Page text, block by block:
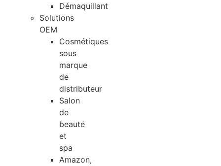
Démaquillant
Solutions
OEM
Cosmétiques
sous
marque
de
distributeur
Salon
de
beauté
et
spa
Amazon,